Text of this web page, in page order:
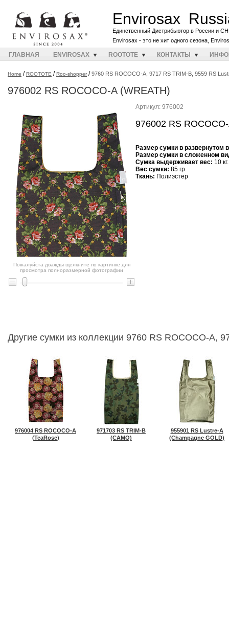
Envirosax
Единственный Дистрибьютор в России и
Envirosax - это не хит одного сезона,
ГЛАВНАЯ ENVIROSAX ROOTOTE КОНТАКТЫ
Home /ROOTOTE /Roo-shopper/9760 RS ROCOCO-A, 9717 RS TRIM-B, 9559 RS
976002 RS ROCOCO-A (WREATH)
Пожалуйста дважды щелкните по картинке для
просмотра полноразмерной фотографии
Артикул: 976002
976002 RS
Размер сумки в развернутом
Размер сумки в сложенном
Cумка выдерживает вес: 10 кг.
Вес сумки: 85 гр.
Ткань: Полиэстер
Другие сумки из коллекции 9760 RS ROCOCO-A,
976004 RS ROCOCO-A
(TeaRose)
971703 RS TRIM-B
(CAMO)
955901 RS Lustre-A
(Champagne GOLD)